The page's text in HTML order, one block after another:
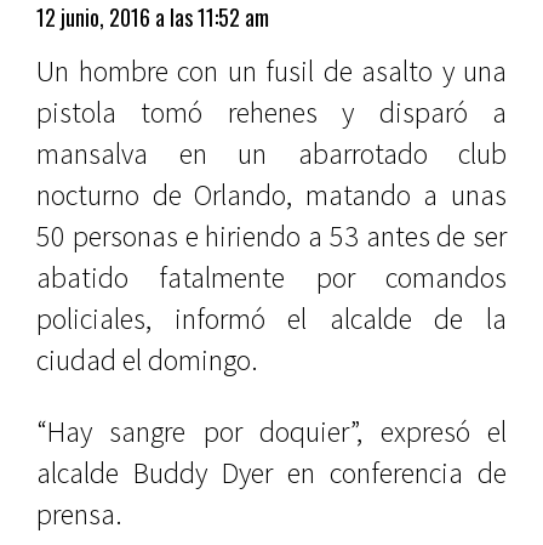
12 junio, 2016 a las 11:52 am
Un hombre con un fusil de asalto y una
pistola tomó rehenes y disparó a
mansalva en un abarrotado club
nocturno de Orlando, matando a unas
50 personas e hiriendo a 53 antes de ser
abatido fatalmente por comandos
policiales, informó el alcalde de la
ciudad el domingo.
“Hay sangre por doquier”, expresó el
alcalde Buddy Dyer en conferencia de
prensa.